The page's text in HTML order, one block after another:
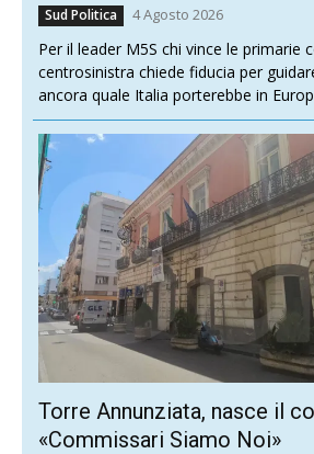
Sud Politica 4 Agosto 2026
Per il leader M5S chi vince le primarie
centrosinistra chiede fiducia per
ancora quale Italia porterebbe in
Torre Annunziata, nasce il
«Commissari Siamo Noi»